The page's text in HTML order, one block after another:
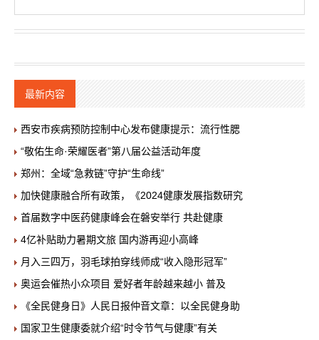
最新内容
西安市疾病预防控制中心发布健康提示：流行性腮
“敬佑生命·荣耀医者”第八届公益活动年度
郑州：全域“急救链”守护“生命线”
加快健康融合所有政策，《2024健康发展指数研究
首届数字中医药健康峰会在磐安举行 共赴健康
4亿补贴助力暑期文旅 国内游再迎小高峰
月入三四万，羽毛球拍穿线师成“收入隐形冠军”
奥运会催热小众项目 爱好者年龄越来越小 普及
《全民健身日》人民日报仲音文章：以全民健身助
国家卫生健康委就介绍“时令节气与健康”有关